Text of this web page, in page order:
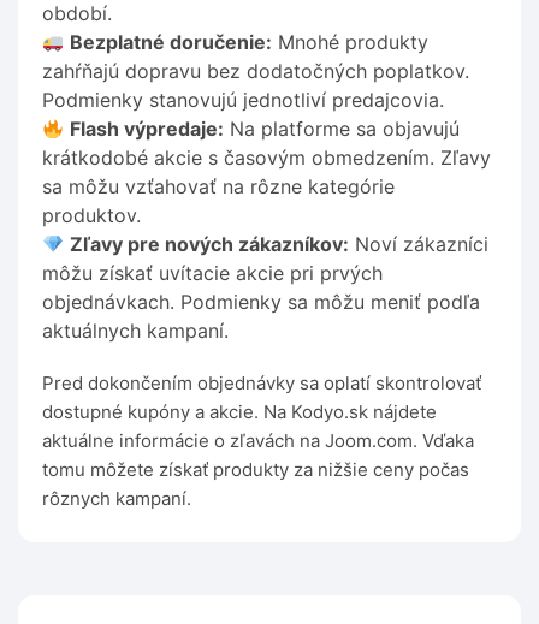
období.
Bezplatné doručenie: Mnohé produkty
zahŕňajú dopravu bez dodatočných poplatkov.
Podmienky stanovujú jednotliví predajcovia.
Flash výpredaje: Na platforme sa objavujú
krátkodobé akcie s časovým obmedzením. Zľavy
sa môžu vzťahovať na rôzne kategórie
produktov.
Zľavy pre nových zákazníkov: Noví zákazníci
môžu získať uvítacie akcie pri prvých
objednávkach. Podmienky sa môžu meniť podľa
aktuálnych kampaní.
Pred dokončením objednávky sa oplatí skontrolovať
dostupné kupóny a akcie. Na Kodyo.sk nájdete
aktuálne informácie o zľavách na Joom.com. Vďaka
tomu môžete získať produkty za nižšie ceny počas
rôznych kampaní.